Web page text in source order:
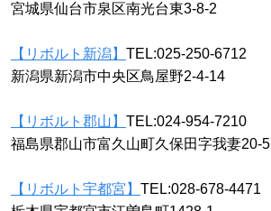
宮城県仙台市泉区南光台東3-8-2
【リボルト新潟】 TEL:025-250-6712
新潟県新潟市中央区鳥屋野2-4-14
【リボルト郡山】 TEL:024-954-7210
福島県郡山市富久山町久保田字我妻20-5
【リボルト宇都宮】 TEL:028-678-4471